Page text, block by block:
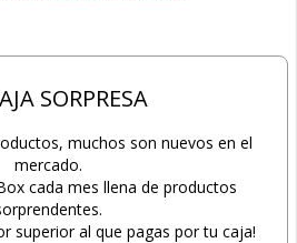
SORPRESA
muchos son nuevos en el
mercado.
cada mes llena de productos
superior al que pagas por tu caja!